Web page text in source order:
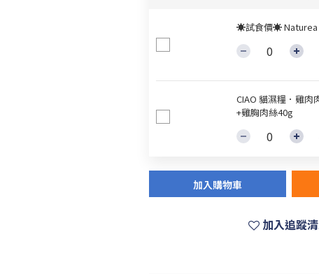
☀試食價☀ Naturea
CIAO 貓濕糧．雞
+雞胸肉絲40g
加入購物車
加入追蹤